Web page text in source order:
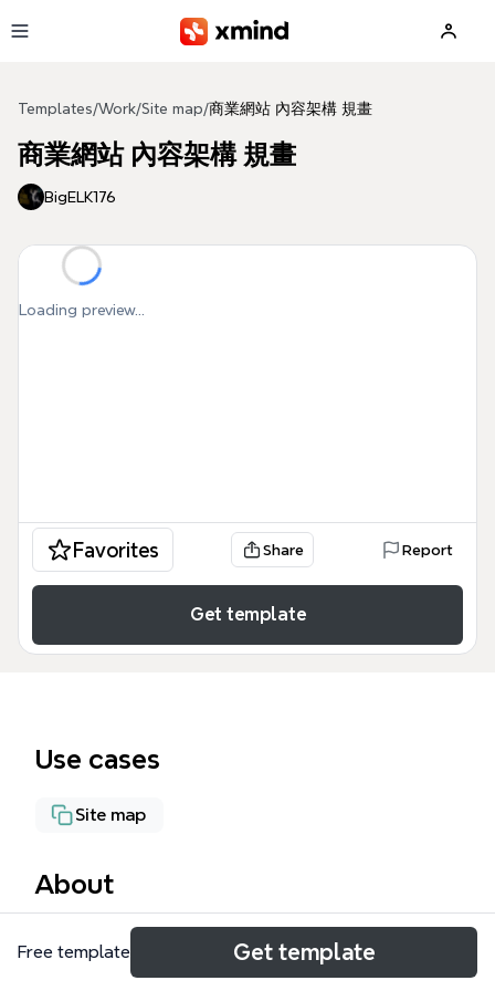
Templates/Work/Site map/商業網站 內容架構 規畫
商業網站 內容架構 規畫
BigELK176
Loading preview...
Favorites Share Report
Get template
Use cases
Site map
About
這份「商業網站內容架構規畫」範本是專為企業主、網
頁設計師及專案經理打造的專業指南，涵蓋了從技術底
Free template Get template